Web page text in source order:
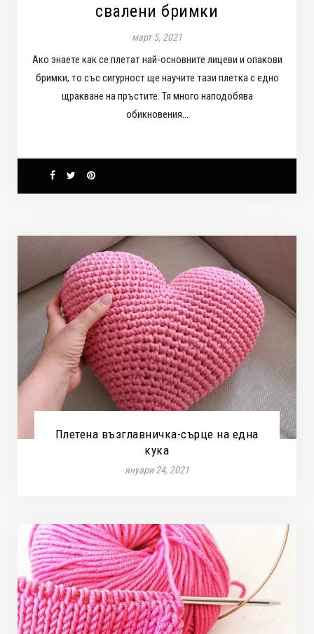
свалени бримки
март 5, 2021
Ако знаете как се плетат най-основните лицеви и опакови
бримки, то със сигурност ще научите тази плетка с едно
щракване на пръстите. Тя много наподобява
обикновения…
Плетена възглавничка-сърце на една
кука
януари 24, 2021